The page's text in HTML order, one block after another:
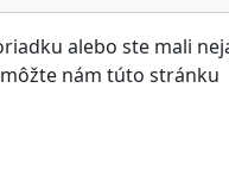
alebo ste mali
nám túto stránku